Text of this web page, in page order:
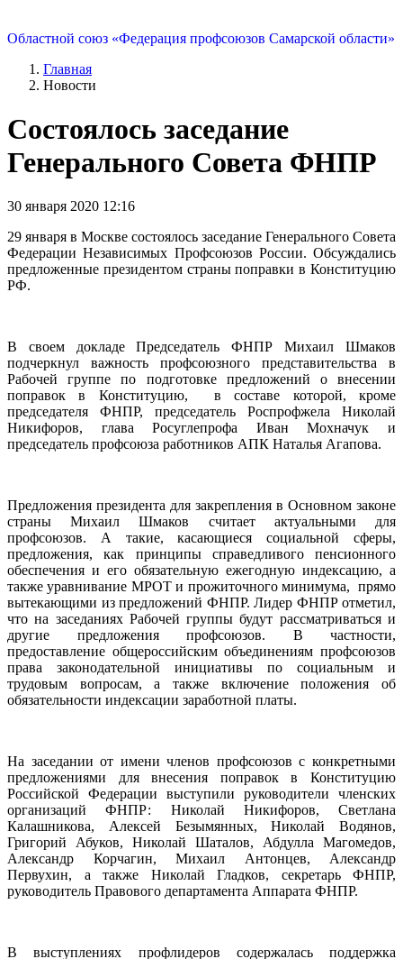
Областной союз «Федерация профсоюзов Самарской области»
Главная
Новости
Состоялось заседание
Генерального Совета ФНПР
30 января 2020 12:16
29 января в Москве состоялось заседание Генерального Совета
Федерации Независимых Профсоюзов России. Обсуждались
предложенные президентом страны поправки в Конституцию
РФ.
В своем докладе Председатель ФНПР Михаил Шмаков
подчеркнул важность профсоюзного представительства в
Рабочей группе по подготовке предложений о внесении
поправок в Конституцию, в составе которой, кроме
председателя ФНПР, председатель Роспрофжела Николай
Никифоров, глава Росуглепрофа Иван Мохначук и
председатель профсоюза работников АПК Наталья Агапова.
Предложения президента для закрепления в Основном законе
страны Михаил Шмаков считает актуальными для
профсоюзов. А такие, касающиеся социальной сферы,
предложения, как принципы справедливого пенсионного
обеспечения и его обязательную ежегодную индексацию, а
также уравнивание МРОТ и прожиточного минимума, прямо
вытекающими из предложений ФНПР. Лидер ФНПР отметил,
что на заседаниях Рабочей группы будут рассматриваться и
другие предложения профсоюзов. В частности,
предоставление общероссийским объединениям профсоюзов
права законодательной инициативы по социальным и
трудовым вопросам, а также включение положения об
обязательности индексации заработной платы.
На заседании от имени членов профсоюзов с конкретными
предложениями для внесения поправок в Конституцию
Российской Федерации выступили руководители членских
организаций ФНПР: Николай Никифоров, Светлана
Калашникова, Алексей Безымянных, Николай Водянов,
Григорий Абуков, Николай Шаталов, Абдулла Магомедов,
Александр Корчагин, Михаил Антонцев, Александр
Первухин, а также Николай Гладков, секретарь ФНПР,
руководитель Правового департамента Аппарата ФНПР.
В выступлениях профлидеров содержалась поддержка